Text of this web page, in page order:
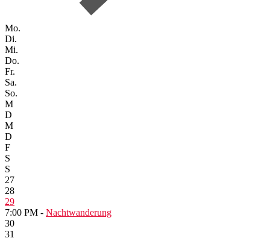
Mo.
Di.
Mi.
Do.
Fr.
Sa.
So.
M
D
M
D
F
S
S
27
28
29
7:00 PM - Nachtwanderung
30
31